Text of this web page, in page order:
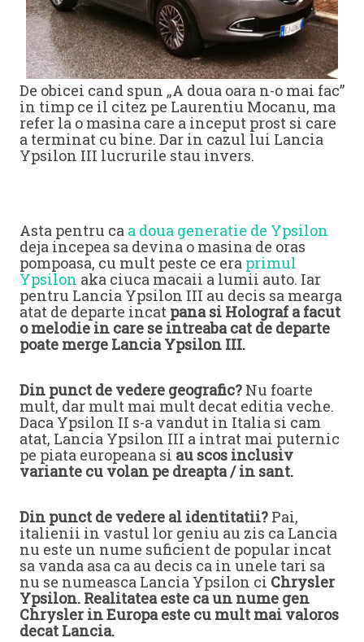
De obicei cand spun „A doua oara n-o mai fac”
in timp ce il citez pe Laurentiu Mocanu, ma
refer la o masina care a inceput prost si care
a terminat cu bine. Dar in cazul lui Lancia
Ypsilon III lucrurile stau invers.
Asta pentru ca a doua generatie de Ypsilon
deja incepea sa devina o masina de oras
pompoasa, cu mult peste ce era primul
Ypsilon aka ciuca macaii a lumii auto. Iar
pentru Lancia Ypsilon III au decis sa mearga
atat de departe incat pana si Holograf a facut
o melodie in care se intreaba cat de departe
poate merge Lancia Ypsilon III.
Din punct de vedere geografic? Nu foarte
mult, dar mult mai mult decat editia veche.
Daca Ypsilon II s-a vandut in Italia si cam
atat, Lancia Ypsilon III a intrat mai puternic
pe piata europeana si au scos inclusiv
variante cu volan pe dreapta / in sant.
Din punct de vedere al identitatii? Pai,
italienii in vastul lor geniu au zis ca Lancia
nu este un nume suficient de popular incat
sa vanda asa ca au decis ca in unele tari sa
nu se numeasca Lancia Ypsilon ci Chrysler
Ypsilon. Realitatea este ca un nume gen
Chrysler in Europa este cu mult mai valoros
decat Lancia.